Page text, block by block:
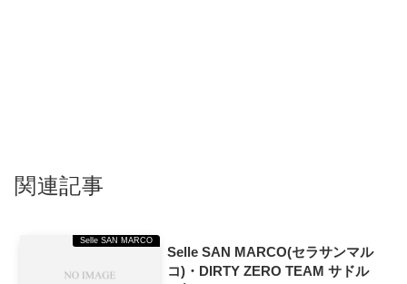
関連記事
Selle SAN MARCO
Selle SAN MARCO(セラサンマル
コ)・DIRTY ZERO TEAM サドル